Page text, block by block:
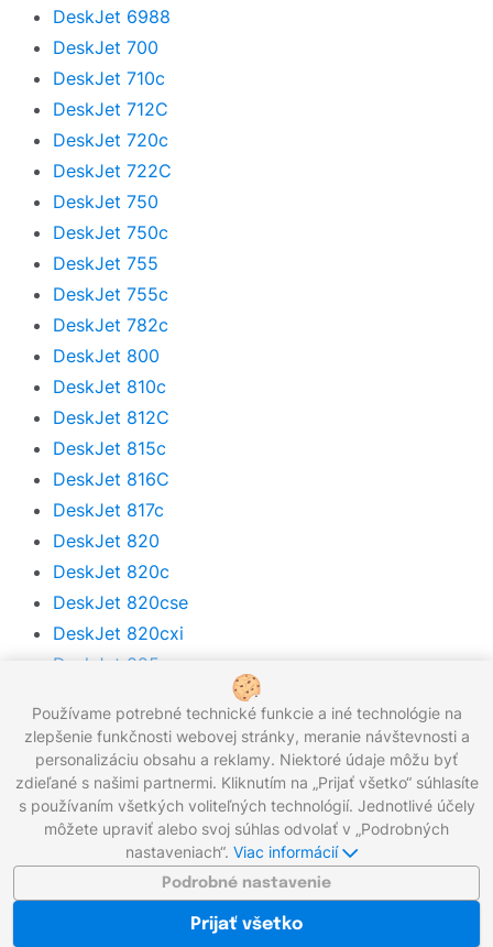
DeskJet 6988
DeskJet 700
DeskJet 710c
DeskJet 712C
DeskJet 720c
DeskJet 722C
DeskJet 750
DeskJet 750c
DeskJet 755
DeskJet 755c
DeskJet 782c
DeskJet 800
DeskJet 810c
DeskJet 812C
DeskJet 815c
DeskJet 816C
DeskJet 817c
DeskJet 820
DeskJet 820c
DeskJet 820cse
DeskJet 820cxi
DeskJet 825c
DeskJet 830c
DeskJet 832C
DeskJet 840
DeskJet 840c
DeskJet 841c
DeskJet 842C
Používame potrebné technické funkcie a iné technológie na
zlepšenie funkčnosti webovej stránky, meranie návštevnosti a
personalizáciu obsahu a reklamy. Niektoré údaje môžu byť
zdieľané s našimi partnermi. Kliknutím na „Prijať všetko“ súhlasíte
s používaním všetkých voliteľných technológií. Jednotlivé účely
môžete upraviť alebo svoj súhlas odvolať v „Podrobných
nastaveniach“. Viac informácií
Podrobné nastavenie
Prijať všetko